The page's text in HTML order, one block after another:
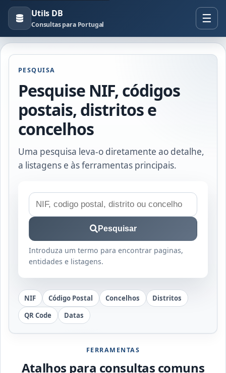
Utils DB
Consultas para Portugal
PESQUISA
Pesquise NIF, códigos
postais, distritos e
concelhos
Uma pesquisa leva-o diretamente ao detalhe,
a listagens e às ferramentas principais.
Pesquisar
Introduza um termo para encontrar paginas,
entidades e listagens.
NIF Código Postal Concelhos
Distritos
QR Code
Datas
FERRAMENTAS
Atalhos para consultas comuns